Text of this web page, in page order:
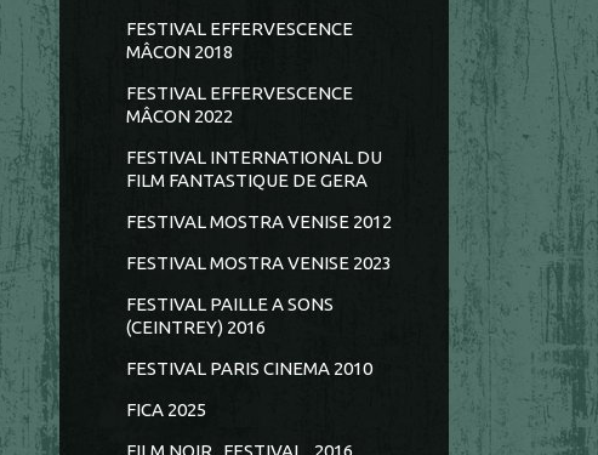
FESTIVAL EFFERVESCENCE
MÂCON 2018
FESTIVAL EFFERVESCENCE
MÂCON 2022
FESTIVAL INTERNATIONAL DU
FILM FANTASTIQUE DE GERA
FESTIVAL MOSTRA VENISE 2012
FESTIVAL MOSTRA VENISE 2023
FESTIVAL PAILLE A SONS
(CEINTREY) 2016
FESTIVAL PARIS CINEMA 2010
FICA 2025